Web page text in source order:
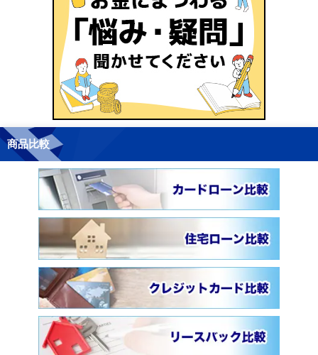
商品比較